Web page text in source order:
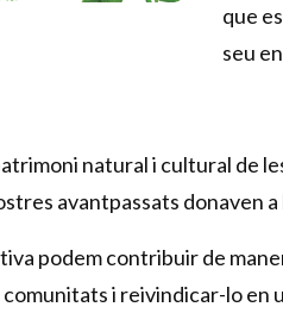
que
seu
natural i cultural de
avantpassats donaven
podem contribuir de
i reivindicar-lo en